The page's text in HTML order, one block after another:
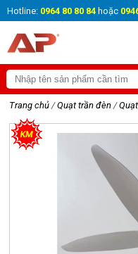
Hotline: 0964 80 80 84 hoặc
Trang chủ / Quạt trần đèn /